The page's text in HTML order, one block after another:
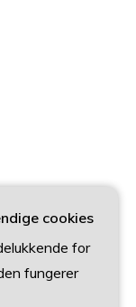
cookies
for
fungerer